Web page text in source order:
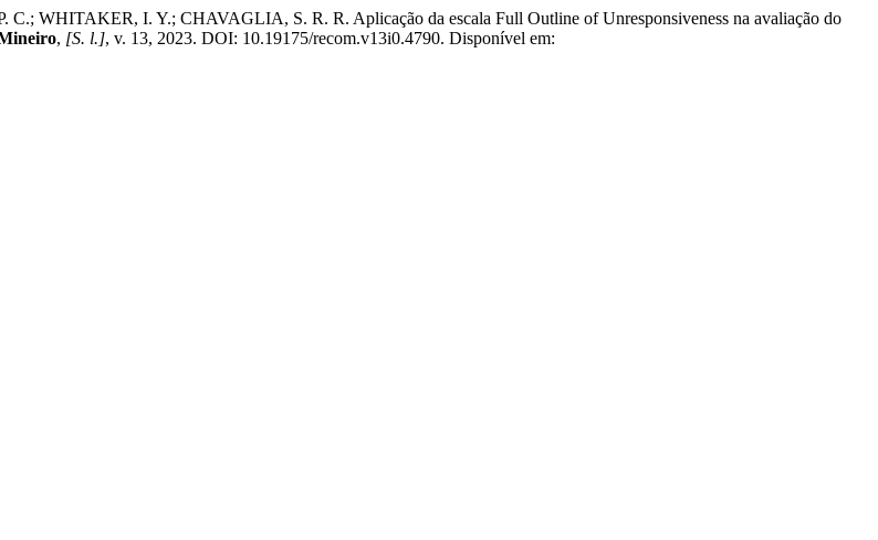
WHITAKER, I. Y.; CHAVAGLIA, S. R. R. Aplicação da escala Full Outline of Unresponsiveness na avaliação do
, [S. l.], v. 13, 2023. DOI: 10.19175/recom.v13i0.4790. Disponível em: